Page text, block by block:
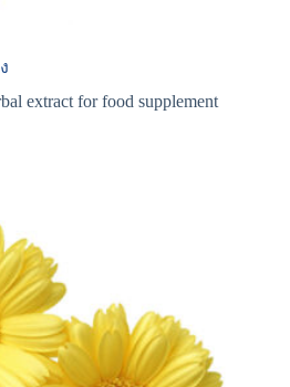
extract for food supplement